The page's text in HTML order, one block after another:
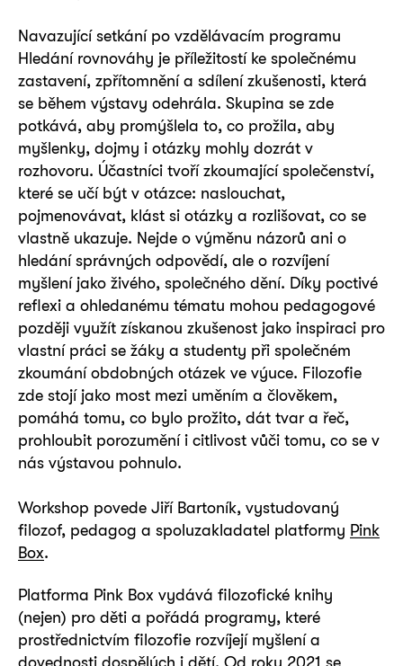
Navazující setkání po vzdělávacím programu
Hledání rovnováhy je příležitostí ke společnému
zastavení, zpřítomnění a sdílení zkušenosti, která
se během výstavy odehrála. Skupina se zde
potkává, aby promýšlela to, co prožila, aby
myšlenky, dojmy i otázky mohly dozrát v
rozhovoru. Účastníci tvoří zkoumající společenství,
které se učí být v otázce: naslouchat,
pojmenovávat, klást si otázky a rozlišovat, co se
vlastně ukazuje. Nejde o výměnu názorů ani o
hledání správných odpovědí, ale o rozvíjení
myšlení jako živého, společného dění. Díky poctivé
reflexi a ohledanému tématu mohou pedagogové
později využít získanou zkušenost jako inspiraci pro
vlastní práci se žáky a studenty při společném
zkoumání obdobných otázek ve výuce. Filozofie
zde stojí jako most mezi uměním a člověkem,
pomáhá tomu, co bylo prožito, dát tvar a řeč,
prohloubit porozumění i citlivost vůči tomu, co se v
nás výstavou pohnulo.
Workshop povede Jiří Bartoník, vystudovaný
filozof, pedagog a spoluzakladatel platformy Pink
Box.
Platforma Pink Box vydává filozofické knihy
(nejen) pro děti a pořádá programy, které
prostřednictvím filozofie rozvíjejí myšlení a
dovednosti dospělých i dětí. Od roku 2021 se